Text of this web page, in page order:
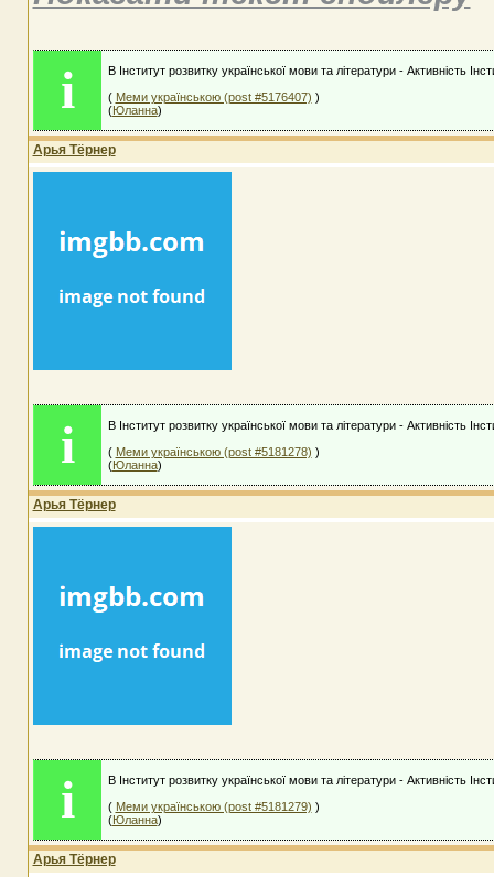
i
В Інститут розвитку української мови та літератури - Активність
( Меми українською (post #5176407) )
(Юланна)
Арья Тёрнер
i
В Інститут розвитку української мови та літератури - Активність
( Меми українською (post #5181278) )
(Юланна)
Арья Тёрнер
i
В Інститут розвитку української мови та літератури - Активність
( Меми українською (post #5181279) )
(Юланна)
Арья Тёрнер